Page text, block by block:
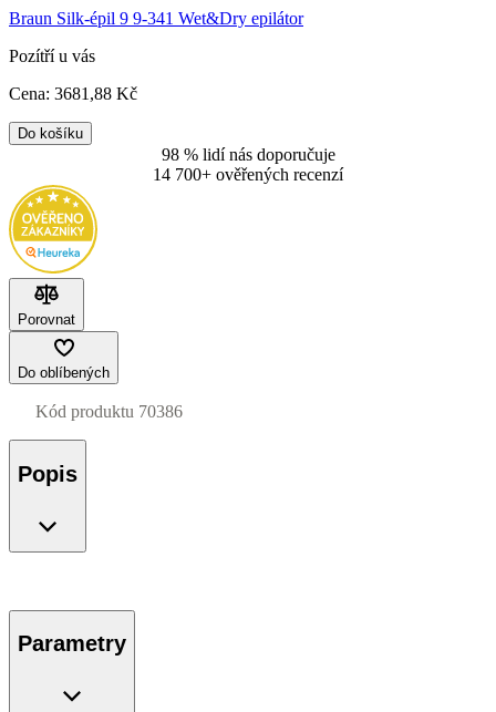
Braun Silk-épil 9 9-341 Wet&Dry epilátor
Pozítří u vás
Cena: 3681 ,88 Kč
Do košíku
98 % lidí nás doporučuje
14 700+ ověřených recenzí
Porovnat
Do oblíbených
Kód produktu 70386
Popis
Parametry